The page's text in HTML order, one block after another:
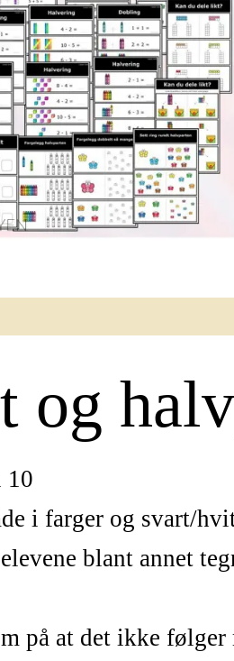
og
10
i farger og svart/
blant annet
på at det ikke